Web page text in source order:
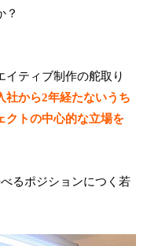
？
イティブ制作の舵取り
社から2年経たないうち
クトの中心的な立場を
るポジションにつく若